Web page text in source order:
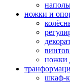
ножки и
ножки
шкаф-